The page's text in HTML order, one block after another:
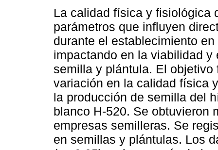
La calidad física y fisiológica
parámetros que influyen
durante el establecimiento en
impactando en la viabilidad y
semilla y plántula. El objetivo
variación en la calidad física
la producción de semilla del
blanco H-520. Se obtuvieron
empresas semilleras. Se
en semillas y plántulas. Los